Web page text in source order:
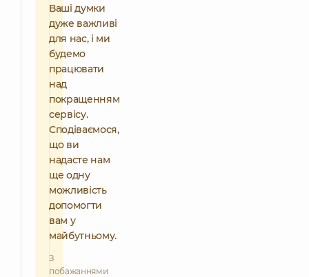
Ваші думки
дуже важливі
для нас, і ми
будемо
працювати
над
покращенням
сервісу.
Сподіваємося,
що ви
надасте нам
ще одну
можливість
допомогти
вам у
майбутньому.
З
побажаннями